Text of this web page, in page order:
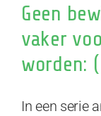
Geen
vaker
worden:
In een serie